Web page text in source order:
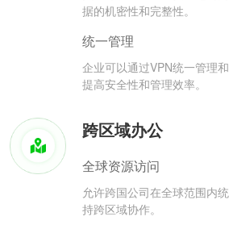
据的机密性和完整性。
统一管理
企业可以通过VPN统一管理
提高安全性和管理效率。
跨区域办公
全球资源访问
允许跨国公司在全球范围内
持跨区域协作。